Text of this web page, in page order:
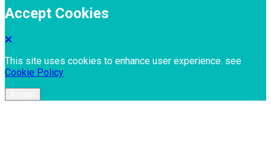
Accept Cookies
This site uses cookies to enhance user experience. see
Cookie Policy